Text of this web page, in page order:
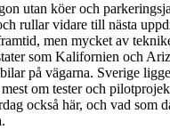
utan köer och
rullar vidare till nästa
men mycket av
som Kalifornien och
på vägarna. Sverige
om tester och
också här, och vad som